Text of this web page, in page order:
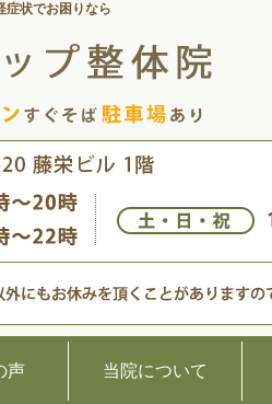
症状でお困りなら
声 当院について